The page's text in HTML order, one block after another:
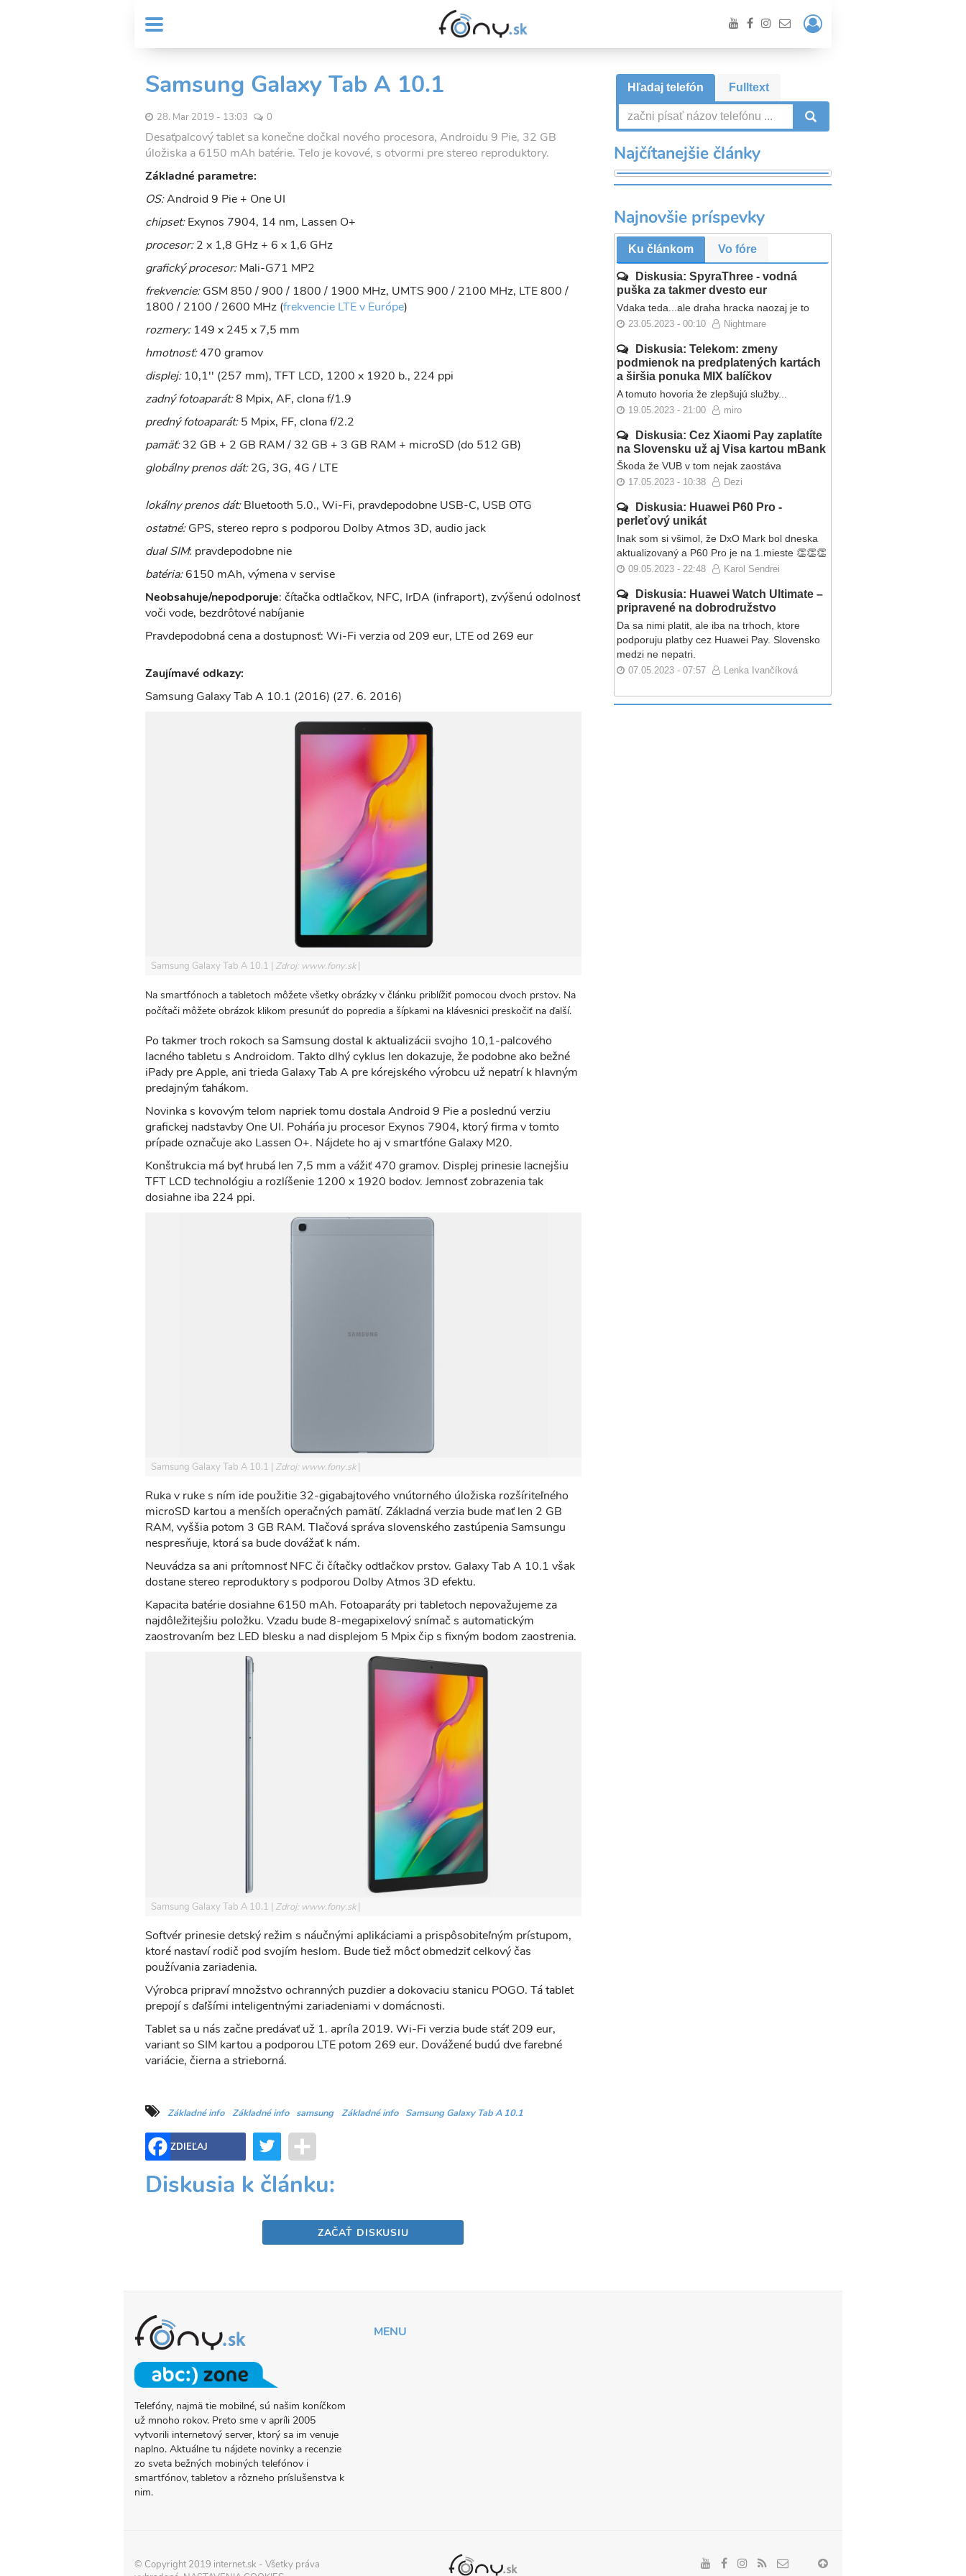
MENU
Header
menu
User
account
Prihlásiť
/
Registrácia
Samsung Galaxy Tab A 10.1
28. Mar 2019 - 13:03 0
Desaťpalcový tablet sa konečne dočkal nového procesora, Androidu 9 Pie, 32 GB
úložiska a 6150 mAh batérie. Telo je kovové, s otvormi pre stereo reproduktory.
Základné parametre:
OS:Android 9 Pie + One UI
chipset:Exynos 7904, 14 nm, Lassen O+
procesor:2 x 1,8 GHz + 6 x 1,6 GHz
grafický procesor:Mali-G71 MP2
frekvencie:GSM 850 / 900 / 1800 / 1900 MHz, UMTS 900 / 2100 MHz, LTE 800 /
1800 / 2100 / 2600 MHz (frekvencie LTE v Európe)
rozmery:149 x 245 x 7,5 mm
hmotnosť:470 gramov
displej:10,1'' (257 mm), TFT LCD, 1200 x 1920 b., 224 ppi
zadný fotoaparát:8 Mpix, AF, clona f/1.9
predný fotoaparát:5 Mpix, FF, clona f/2.2
pamäť:32 GB + 2 GB RAM / 32 GB + 3 GB RAM + microSD (do 512 GB)
globálny prenos dát:2G, 3G, 4G / LTE
lokálny prenos dát:Bluetooth 5.0., Wi-Fi, pravdepodobne USB-C, USB OTG
ostatné:GPS, stereo repro s podporou Dolby Atmos 3D, audio jack
dual SIM: pravdepodobne nie
batéria:6150 mAh, výmena v servise
Neobsahuje/nepodporuje: čítačka odtlačkov, NFC, IrDA (infraport), zvýšenú odolnosť
voči vode, bezdrôtové nabíjanie
Pravdepodobná cena a dostupnosť: Wi-Fi verzia od 209 eur, LTE od 269 eur
Zaujímavé odkazy:
Samsung Galaxy Tab A 10.1 (2016) (27. 6. 2016)
Samsung Galaxy Tab A 10.1 Zdroj: www.fony.sk
Na smartfónoch a tabletoch môžete všetky obrázky v článku priblížiť pomocou dvoch prstov. Na
počítači môžete obrázok klikom presunúť do popredia a šípkami na klávesnici preskočiť na ďalší.
Po takmer troch rokoch sa Samsung dostal k aktualizácii svojho 10,1-palcového
lacného tabletu s Androidom. Takto dlhý cyklus len dokazuje, že podobne ako bežné
iPady pre Apple, ani trieda Galaxy Tab A pre kórejského výrobcu už nepatrí k hlavným
predajným ťahákom.
Novinka s kovovým telom napriek tomu dostala Android 9 Pie a poslednú verziu
grafickej nadstavby One UI. Poháńa ju procesor Exynos 7904, ktorý firma v tomto
prípade označuje ako Lassen O+. Nájdete ho aj v smartfóne Galaxy M20.
Konštrukcia má byť hrubá len 7,5 mm a vážiť 470 gramov. Displej prinesie lacnejšiu
TFT LCD technológiu a rozlíšenie 1200 x 1920 bodov. Jemnosť zobrazenia tak
dosiahne iba 224 ppi.
Samsung Galaxy Tab A 10.1 Zdroj: www.fony.sk
Ruka v ruke s ním ide použitie 32-gigabajtového vnútorného úložiska rozšíriteľného
microSD kartou a menších operačných pamätí. Základná verzia bude mať len 2 GB
RAM, vyššia potom 3 GB RAM. Tlačová správa slovenského zastúpenia Samsungu
nespresňuje, ktorá sa bude dovážať k nám.
Neuvádza sa ani prítomnosť NFC či čítačky odtlačkov prstov. Galaxy Tab A 10.1 však
dostane stereo reproduktory s podporou Dolby Atmos 3D efektu.
Kapacita batérie dosiahne 6150 mAh. Fotoaparáty pri tabletoch nepovažujeme za
najdôležitejšiu položku. Vzadu bude 8-megapixelový snímač s automatickým
zaostrovaním bez LED blesku a nad displejom 5 Mpix čip s fixným bodom zaostrenia.
Samsung Galaxy Tab A 10.1 Zdroj: www.fony.sk
Softvér prinesie detský režim s náučnými aplikáciami a prispôsobiteľným prístupom,
ktoré nastaví rodič pod svojím heslom. Bude tiež môcť obmedziť celkový čas
používania zariadenia.
Výrobca pripraví množstvo ochranných puzdier a dokovaciu stanicu POGO. Tá tablet
prepojí s ďaľšími inteligentnými zariadeniami v domácnosti.
Tablet sa u nás začne predávať už 1. apríla 2019. Wi-Fi verzia bude stáť 209 eur,
variant so SIM kartou a podporou LTE potom 269 eur. Dovážené budú dve farebné
variácie, čierna a strieborná.
Základné info Základné info samsung Základné info Samsung Galaxy Tab A 10.1
ZDIEĽAJ Twitter
Diskusia k článku:
ZAČAŤ DISKUSIU
Hľadaj telefón Fulltext
Najčítanejšie články
Najnovšie príspevky
Ku článkom Vo fóre
Diskusia: SpyraThree - vodná
puška za takmer dvesto eur
Vdaka teda...ale draha hracka naozaj je to
23.05.2023 - 00:10 Nightmare
Diskusia: Telekom: zmeny
podmienok na predplatených kartách
a širšia ponuka MIX balíčkov
A tomuto hovoria že zlepšujú služby...
19.05.2023 - 21:00 miro
Diskusia: Cez Xiaomi Pay zaplatíte
na Slovensku už aj Visa kartou mBank
Škoda že VUB v tom nejak zaostáva
17.05.2023 - 10:38 Dezi
Diskusia: Huawei P60 Pro -
perleťový unikát
Inak som si všimol, že DxO Mark bol dneska
aktualizovaný a P60 Pro je na 1.mieste 👏👏👏
09.05.2023 - 22:48 Karol Sendrei
Diskusia: Huawei Watch Ultimate –
pripravené na dobrodružstvo
Da sa nimi platit, ale iba na trhoch, ktore
podporuju platby cez Huawei Pay. Slovensko
medzi ne nepatri.
07.05.2023 - 07:57 Lenka Ivančíková
O
PROJEKTE
FONY.SK
Telefóny, najmä tie mobilné, sú našim koníčkom
už mnoho rokov. Preto sme v apríli 2005
vytvorili internetový server, ktorý sa im venuje
naplno. Aktuálne tu nájdete novinky a recenzie
zo sveta bežných mobiných telefónov i
smartfónov, tabletov a rôzneho príslušenstva k
nim.
MENU
© Copyright 2019 internet.sk - Všetky práva